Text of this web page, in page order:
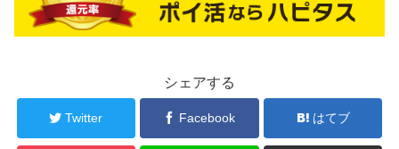
シェアする
Twitter Facebook はてブ